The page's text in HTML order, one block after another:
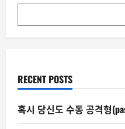
배
은
국
규
제
나
RECENT POSTS
혹시 당신도 수동 공격형